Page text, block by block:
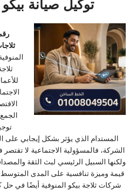
توكيل صيانة بيكو
المستدام الذي يؤثر بشكل إيجابي على
الشركة، فالمسؤولية الاجتماعية لا
ولكنها السبيل الرئيسي لبث الثقة
قيمة وميزة تنافسية على المدى
شركات ثلاجة بيكو المنوفية أيضًا في حل